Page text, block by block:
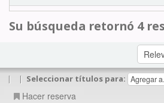
Su búsqueda retornó 4
| | Seleccionar títulos para:
Hacer reserva